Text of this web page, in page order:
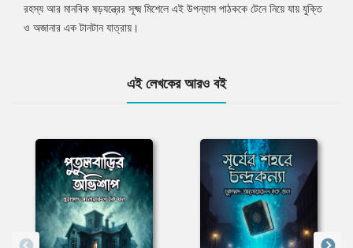
রহস্য আর মানবিক ষড়যন্ত্রের সূক্ষ্ম মিশেলে এই উপন্যাস পাঠককে টেনে নিয়ে যায় যুক্তি
ও অজানার এক টানটান যাত্রায়।
এই লেখকের আরও বই